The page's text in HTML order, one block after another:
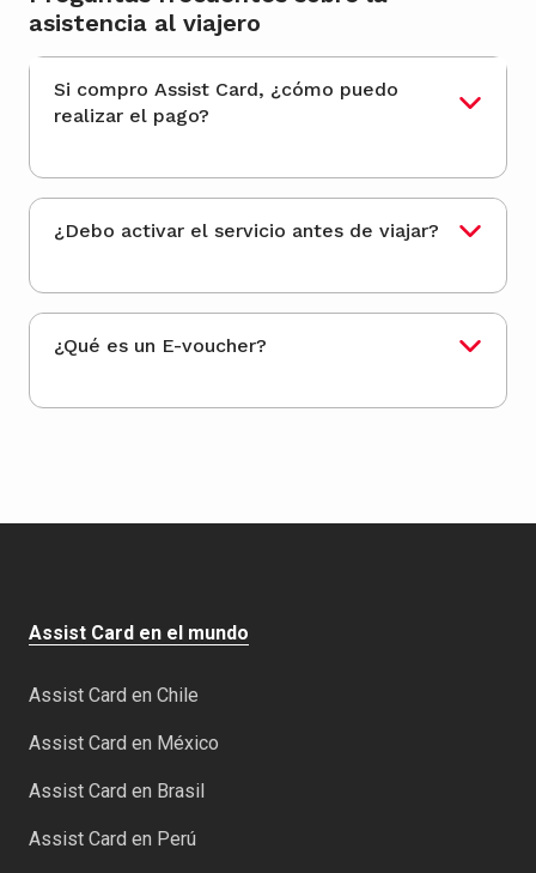
asistencia al viajero
Si compro Assist Card, ¿cómo puedo
realizar el pago?
¿Debo activar el servicio antes de viajar?
¿Qué es un E-voucher?
Assist Card en el mundo
Assist Card en Chile
Assist Card en México
Assist Card en Brasil
Assist Card en Perú